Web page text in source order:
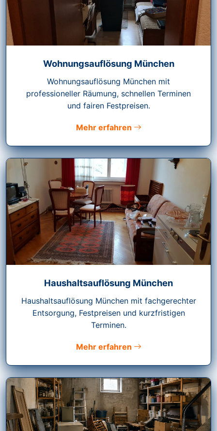
Wohnungsauflösung München
Wohnungsauflösung München mit
professioneller Räumung, schnellen Terminen
und fairen Festpreisen.
Mehr erfahren
Haushaltsauflösung München
Haushaltsauflösung München mit fachgerechter
Entsorgung, Festpreisen und kurzfristigen
Terminen.
Mehr erfahren